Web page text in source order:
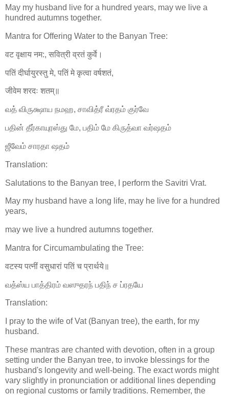
May my husband live for a hundred years, may we live a
hundred autumns together.
Mantra for Offering Water to the Banyan Tree:
वट वृक्षाय नम:, सवित्री व्रतं कुर्वे।
पतिं दीर्घायुरस्तु मे, पतिं मे कृत्वा वर्षशतं,
जीवेम शरदः शतम्॥
வத் விருக்ஷாய நமஹ, சாவித்ரீ வ்ரதம் குர்வே
பதின் தீர்காயுரஸ்து மே, பதிம் மே கிருத்வா வர்ஷதம்
ஜீவேம் சாரதா ஷதம்
Translation:
Salutations to the Banyan tree, I perform the Savitri Vrat.
May my husband have a long life, may he live for a hundred
years,
may we live a hundred autumns together.
Mantra for Circumambulating the Tree:
वटस्य पत्नीं वसुधारां पतिं च प्रार्थये॥
வத்ஸ்ய பாத்திரம் வஸுதரந் பதிந் ச ப்ரதயே
Translation:
I pray to the wife of Vat (Banyan tree), the earth, for my
husband.
These mantras are chanted with devotion, often in a group
setting under the Banyan tree, to invoke blessings for the
husband's longevity and well-being. The exact words might
vary slightly in pronunciation or additional lines depending
on regional customs or family traditions. Remember, the